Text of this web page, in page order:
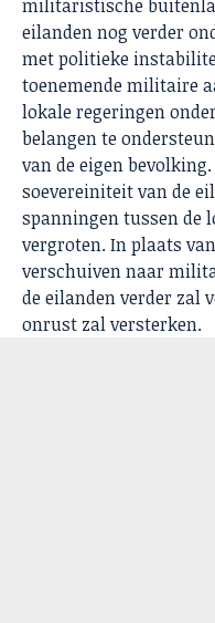
militaristische
eilanden nog verder
met politieke
toenemende militaire
lokale regeringen
belangen te
van de eigen
soevereiniteit van de
spanningen tussen de
vergroten. In plaats
verschuiven naar
de eilanden verder zal
onrust zal versterken.